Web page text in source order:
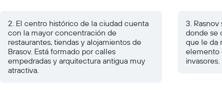
2. El centro histórico de la ciudad cuenta
con la mayor concentración de
restaurantes, tiendas y alojamientos de
Brasov. Está formado por calles
empedradas y arquitectura antigua muy
atractiva.
3. Rasnov
donde se
que le da
elemento
invasores.